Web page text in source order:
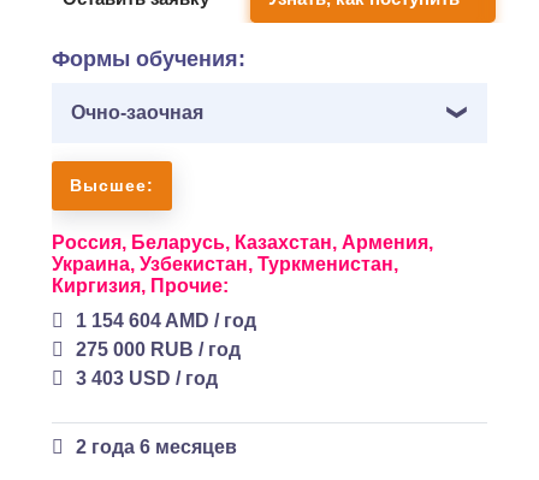
Формы обучения:
Очно-заочная
Высшее:
Россия, Беларусь, Казахстан, Армения,
Украина, Узбекистан, Туркменистан,
Киргизия, Прочие:
1 154 604 AMD / год
275 000 RUB / год
3 403 USD / год
2 года 6 месяцев